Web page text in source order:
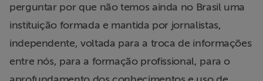
Liberdade de
Expressão
Projetos
perguntar por que não temos ainda no Brasil uma
instituição formada e mantida por jornalistas,
independente, voltada para a troca de informações
entre nós, para a formação profissional, para o